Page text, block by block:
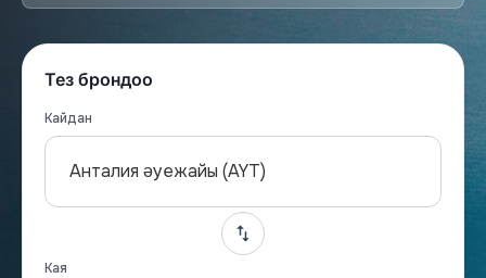
Тез брондоо
Кайдан
Анталия әуежайы (AYT)
Кая